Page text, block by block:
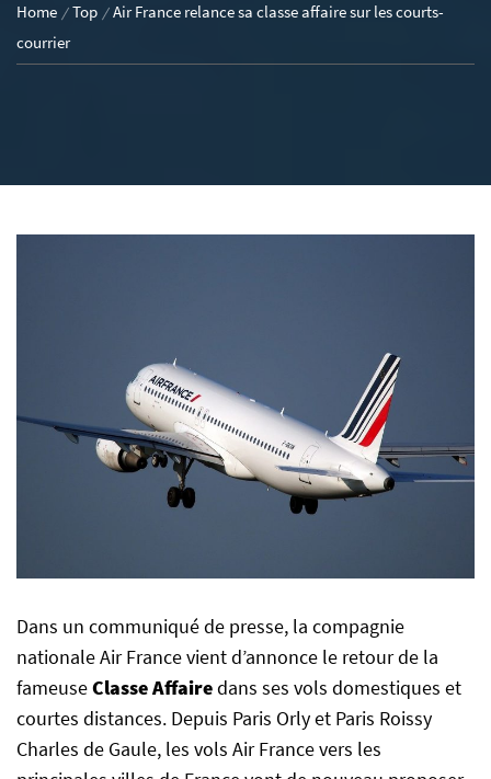
Home Top
Air France relance sa classe affaire sur les courts-
courrier
Dans un communiqué de presse, la compagnie
nationale Air France vient d’annonce le retour de la
fameuseClasse Affairedans ses vols domestiques et
courtes distances. Depuis Paris Orly et Paris Roissy
Charles de Gaule, les vols Air France vers les